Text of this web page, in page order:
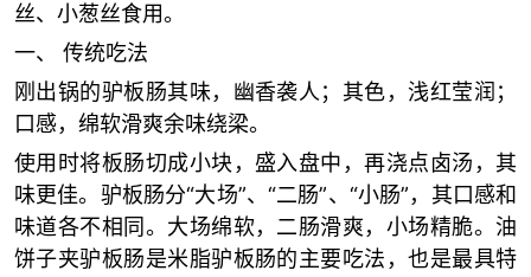
丝、小葱丝食用。
一、 传统吃法
刚出锅的驴板肠其味，幽香袭人；其色，浅红莹润；
口感，绵软滑爽余味绕梁。
使用时将板肠切成小块，盛入盘中，再浇点卤汤，其
味更佳。驴板肠分“大场”、“二肠”、“小肠”，其口感和
味道各不相同。大场绵软，二肠滑爽，小场精脆。油
饼子夹驴板肠是米脂驴板肠的主要吃法，也是最具特